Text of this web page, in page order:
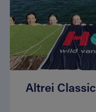
Altrei Classic